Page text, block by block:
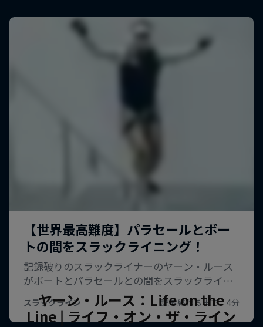
ヤーン・ルース：Life on the
Line | ライフ・オン・ザ・ライン